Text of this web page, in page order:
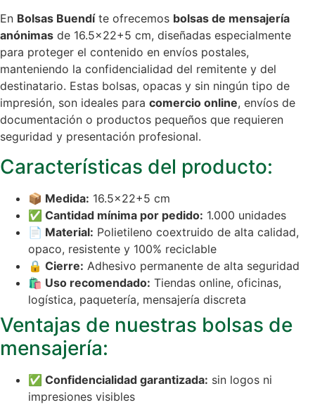
En Bolsas Buendíte ofrecemos bolsas de mensajería
anónimas de 16.5×22+5 cm, diseñadas especialmente
para proteger el contenido en envíos postales,
manteniendo la confidencialidad del remitente y del
destinatario. Estas bolsas, opacas y sin ningún tipo de
impresión, son ideales para comercio online, envíos de
documentación o productos pequeños que requieren
seguridad y presentación profesional.
Características del producto:
📦 Medida: 16.5×22+5 cm
✅ Cantidad mínima por pedido: 1.000 unidades
📄 Material: Polietileno coextruido de alta calidad,
opaco, resistente y 100% reciclable
🔒 Cierre: Adhesivo permanente de alta seguridad
🛍️ Uso recomendado: Tiendas online, oficinas,
logística, paquetería, mensajería discreta
Ventajas de nuestras bolsas de
mensajería:
✅ Confidencialidad garantizada: sin logos ni
impresiones visibles